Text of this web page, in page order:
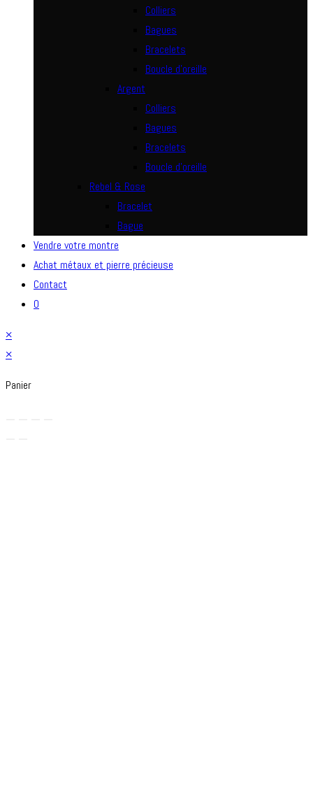
Colliers
Bagues
Bracelets
Boucle d’oreille
Argent
Colliers
Bagues
Bracelets
Boucle d’oreille
Rebel & Rose
Bracelet
Bague
Vendre votre montre
Achat métaux et pierre précieuse
Contact
0
×
×
Panier